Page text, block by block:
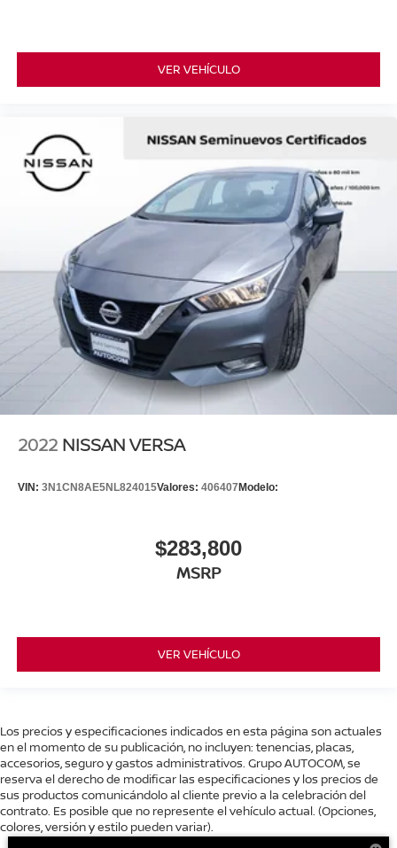
VER VEHÍCULO
2022 NISSAN VERSA
VIN: 3N1CN8AE5NL824015Valores: 406407 Modelo:
$283,800
MSRP
VER VEHÍCULO
Los precios y especificaciones indicados en esta página son actuales
en el momento de su publicación, no incluyen: tenencias, placas,
accesorios, seguro y gastos administrativos. Grupo AUTOCOM, se
reserva el derecho de modificar las especificaciones y los precios de
sus productos comunicándolo al cliente previo a la celebración del
contrato. Es posible que no represente el vehículo actual. (Opciones,
colores, versión y estilo pueden variar).